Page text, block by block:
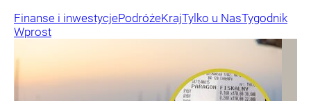
Finanse i inwestycjePodróżeKrajTylko u NasTygodnik
Wprost